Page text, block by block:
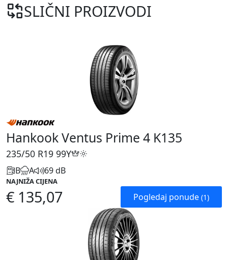
SLIČNI PROIZVODI
Hankook Ventus Prime 4 K135
235/50 R19 99Y
B A 69 dB
NAJNIŽA CIJENA
€ 135,07 Pogledaj ponude (1)